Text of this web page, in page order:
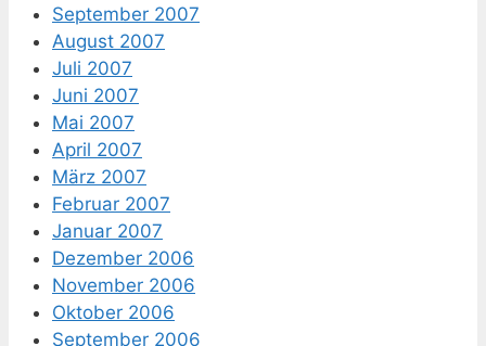
September 2007
August 2007
Juli 2007
Juni 2007
Mai 2007
April 2007
März 2007
Februar 2007
Januar 2007
Dezember 2006
November 2006
Oktober 2006
September 2006